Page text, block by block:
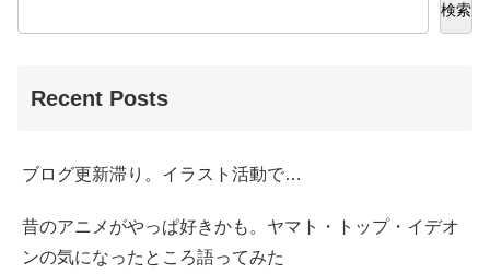
検索
Recent Posts
ブログ更新滞り。イラスト活動で…
昔のアニメがやっぱ好きかも。ヤマト・トップ・イデオ
ンの気になったところ語ってみた